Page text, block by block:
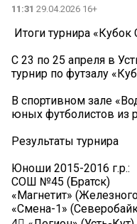
11:31 29.04.2026 16+
Итоги турнира «Кубок
С 23 по 25 апреля в
турнир по футзалу
В спортивном зале
юных футболистов из
Результаты турнира
Юноши 2015-2016 г.р.:
СОШ №45 (Братск)
«Магнетит»
«Смена-1»